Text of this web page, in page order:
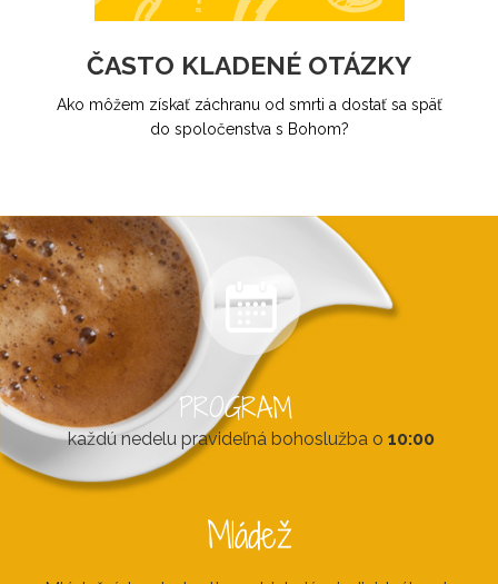
ČASTO KLADENÉ OTÁZKY
Ako môžem získať záchranu od smrti a dostať sa späť
do spoločenstva s Bohom?
PROGRAM
každú nedelu pravideľná bohoslužba o 10:00
Mládež